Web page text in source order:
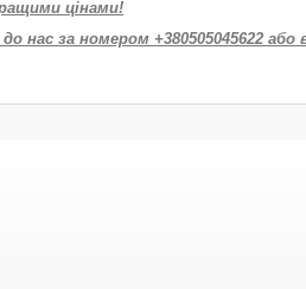
цінами!
нас за номером +380505045622